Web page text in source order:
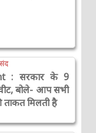
: सरकार के 9
बोले- आप सभी
मिलती है